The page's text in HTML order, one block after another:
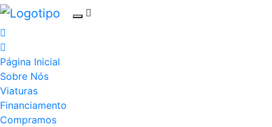
Página Inicial
Sobre Nós
Viaturas
Financiamento
Compramos